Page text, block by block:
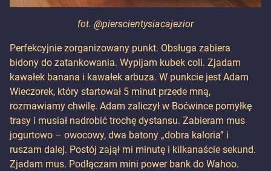
fot. @pierscientysiacajezior
Perfekcyjnie zorganizowany punkt. Obsługa zabiera
bidony do zatankowania. Wypijam kubek coli. Zjadam
kawałek banana i kawałek arbuza. W punkcie jest Adam
Wieczorek, który startował 5 minut przede mną,
rozmawiamy chwilę. Adam zaliczył w Boćwince pomyłkę
trasy i musiał nadrobić trochę dystansu. Zabieram mus
jogurtowo – owocowy, dwa batony „dobra kaloria” i
ruszam dalej. Postój zajął mi minutę i kilkanaście sekund.
Zjadam mus. Podłączam mini power bank do Wahoo.